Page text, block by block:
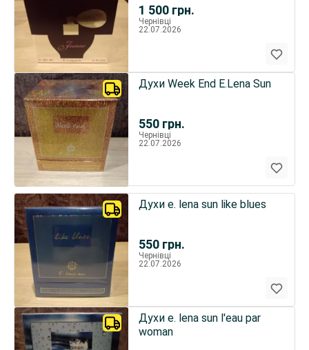
1 500 грн.
Чернівці
22.07.2026
550 грн.
Духи Week End E.Lena Sun
Чернівці
22.07.2026
550 грн.
Духи e. lena sun like blues
Чернівці
22.07.2026
Духи e. lena sun l'eau par
woman